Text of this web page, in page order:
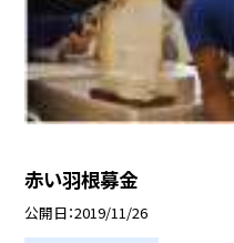
赤い羽根募金
公開日 2019/11/26